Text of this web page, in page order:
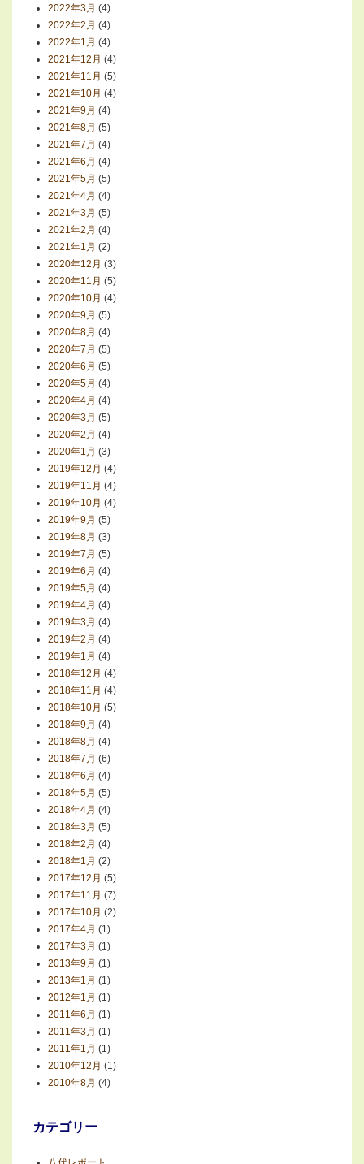
2022年3月 (4)
2022年2月 (4)
2022年1月 (4)
2021年12月 (4)
2021年11月 (5)
2021年10月 (4)
2021年9月 (4)
2021年8月 (5)
2021年7月 (4)
2021年6月 (4)
2021年5月 (5)
2021年4月 (4)
2021年3月 (5)
2021年2月 (4)
2021年1月 (2)
2020年12月 (3)
2020年11月 (5)
2020年10月 (4)
2020年9月 (5)
2020年8月 (4)
2020年7月 (5)
2020年6月 (5)
2020年5月 (4)
2020年4月 (4)
2020年3月 (5)
2020年2月 (4)
2020年1月 (3)
2019年12月 (4)
2019年11月 (4)
2019年10月 (4)
2019年9月 (5)
2019年8月 (3)
2019年7月 (5)
2019年6月 (4)
2019年5月 (4)
2019年4月 (4)
2019年3月 (4)
2019年2月 (4)
2019年1月 (4)
2018年12月 (4)
2018年11月 (4)
2018年10月 (5)
2018年9月 (4)
2018年8月 (4)
2018年7月 (6)
2018年6月 (4)
2018年5月 (5)
2018年4月 (4)
2018年3月 (5)
2018年2月 (4)
2018年1月 (2)
2017年12月 (5)
2017年11月 (7)
2017年10月 (2)
2017年4月 (1)
2017年3月 (1)
2013年9月 (1)
2013年1月 (1)
2012年1月 (1)
2011年6月 (1)
2011年3月 (1)
2011年1月 (1)
2010年12月 (1)
2010年8月 (4)
カテゴリー